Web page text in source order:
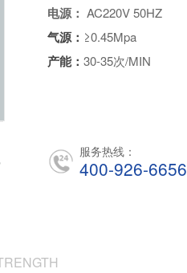
电源： AC220V 50HZ
气源： ≥0.45Mpa
产能： 30-35次/MIN
服务热线：
400-926-6656